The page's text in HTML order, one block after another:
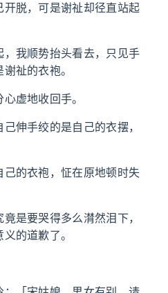
脱，可是谢祉却径直站起
我顺势抬头看去，只见手
祉的衣袍。
虚地收回手。
伸手绞的是自己的衣摆，
的衣袍，怔在原地顿时失
是要哭得多么潸然泪下，
的道歉了。